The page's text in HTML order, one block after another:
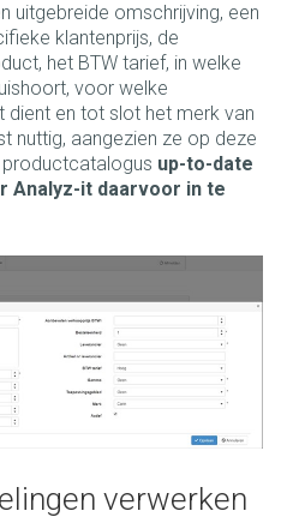
uitgebreide omschrijving, een
klantenprijs, de
het BTW tarief, in welke
voor welke
en tot slot het merk van
nuttig, aangezien ze op deze
productcatalogus up-to-date
Analyz-it daarvoor in te
verwerken